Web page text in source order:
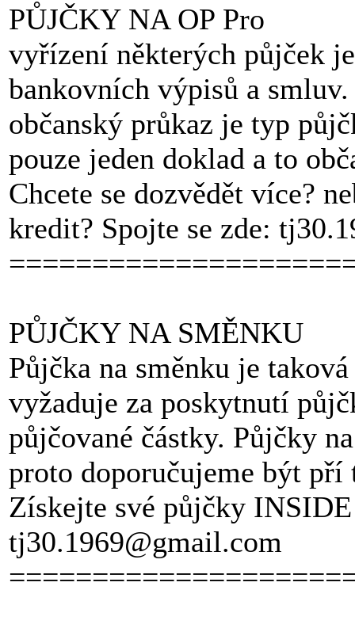
PŮJČKY NA OP Pro
vyřízení některých půjček
bankovních výpisů a
občanský průkaz je typ
pouze jeden doklad a to
Chcete se dozvědět více?
kredit? Spojte se zde:
PŮJČKY NA SMĚNKU
Půjčka na směnku je
vyžaduje za poskytnutí
půjčované částky. Půjčky
proto doporučujeme být
Získejte své půjčky
tj30.1969@gmail.com